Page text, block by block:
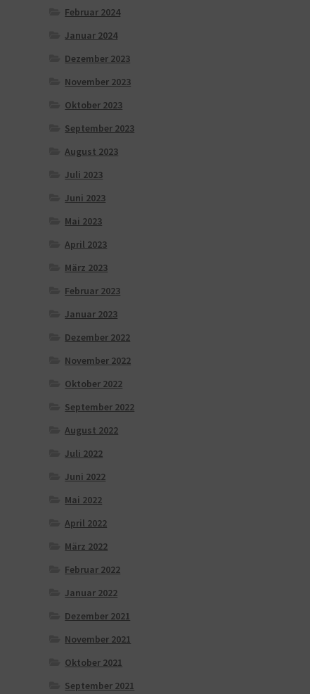
Februar 2024
Januar 2024
Dezember 2023
November 2023
Oktober 2023
September 2023
August 2023
Juli 2023
Juni 2023
Mai 2023
April 2023
März 2023
Februar 2023
Januar 2023
Dezember 2022
November 2022
Oktober 2022
September 2022
August 2022
Juli 2022
Juni 2022
Mai 2022
April 2022
März 2022
Februar 2022
Januar 2022
Dezember 2021
November 2021
Oktober 2021
September 2021